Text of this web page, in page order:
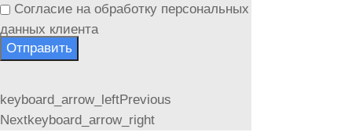
Согласие на обработку персональных
данных клиента
Отправить
keyboard_arrow_leftPrevious
Nextkeyboard_arrow_right